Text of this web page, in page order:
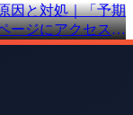
因と対処｜「予期
ージにアクセスで